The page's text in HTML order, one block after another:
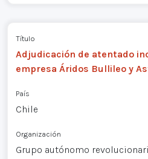
Título
Adjudicación de atentado
empresa Áridos Bullileo y
País
Chile
Organización
Grupo autónomo